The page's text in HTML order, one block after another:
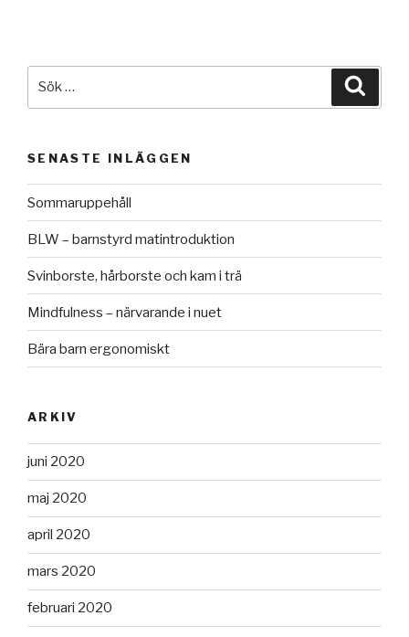
SENASTE INLÄGGEN
Sommaruppehåll
BLW – barnstyrd matintroduktion
Svinborste, hårborste och kam i trä
Mindfulness – närvarande i nuet
Bära barn ergonomiskt
ARKIV
juni 2020
maj 2020
april 2020
mars 2020
februari 2020